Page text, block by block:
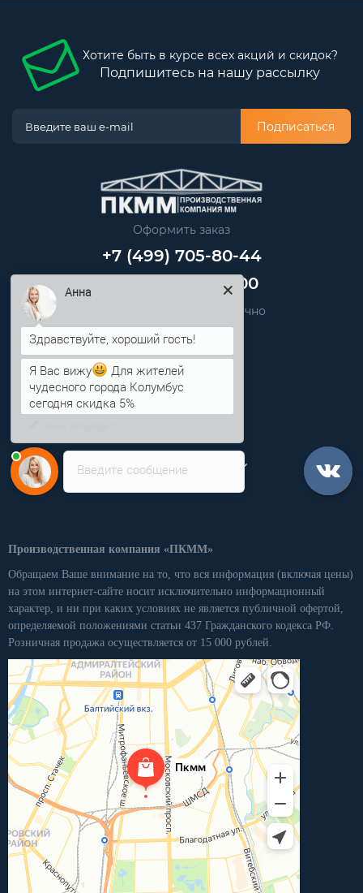
Хотите быть в курсе всех акций и скидок?
Подпишитесь на нашу рассылку
Подписаться
Оформить заказ
+7 (499) 705-80-44
+7 (812) 389-48-00
Звоните нам круглосуточно
info@pkmm.ru
Информация
Личный кабинет
Производственная компания «ПКММ»
Обращаем Ваше внимание на то, что вся информация (включая цены)
на этом интернет-сайте носит исключительно информационный
характер, и ни при каких условиях не является публичной офертой,
определяемой положениями статьи 437 Гражданского кодекса РФ.
Розничная продажа осуществляется от 15 000 рублей.
Введите сообщение
Здравствуйте, хороший гость!
Я Вас вижу
Для жителей
чудесного города Колумбус
сегодня скидка 5%